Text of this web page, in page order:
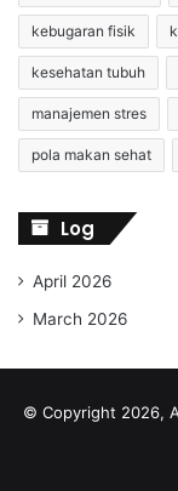
kebugaran fisik
kesehatan tubuh
manajemen stres
pola makan sehat
Log
April 2026
March 2026
© Copyright 2026,